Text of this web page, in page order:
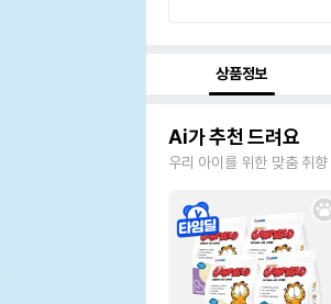
상품정보
Ai가 추천 드려요
우리 아이를 위한 맞춤 취